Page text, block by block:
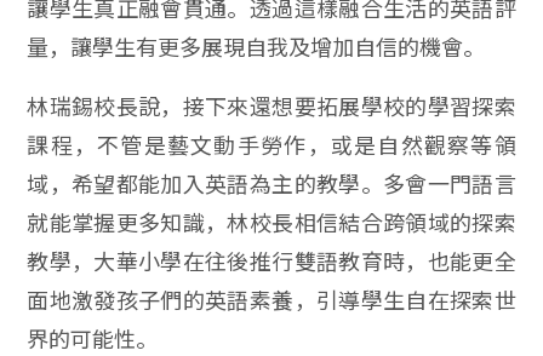
讓學生真正融會貫通。透過這樣融合生活的英語評
量，讓學生有更多展現自我及增加自信的機會。
林瑞錫校長說，接下來還想要拓展學校的學習探索
課程，不管是藝文動手勞作，或是自然觀察等領
域，希望都能加入英語為主的教學。多會一門語言
就能掌握更多知識，林校長相信結合跨領域的探索
教學，大華小學在往後推行雙語教育時，也能更全
面地激發孩子們的英語素養，引導學生自在探索世
界的可能性。